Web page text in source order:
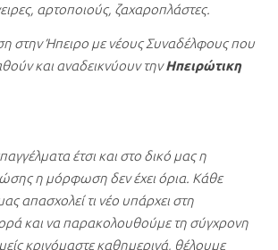
αρτοποιούς, ζαχαροπλάστες.
στην Ήπειρο με νέους Συναδέλφους που
και αναδεικνύουν τηνΗπειρώτικη
έτσι και στο δικό μας η
η μόρφωση δεν έχει όρια. Κάθε
απασχολεί τι νέο υπάρχει στη
και να παρακολουθούμε τη σύγχρονη
κρινόμαστε καθημερινά, θέλουμε